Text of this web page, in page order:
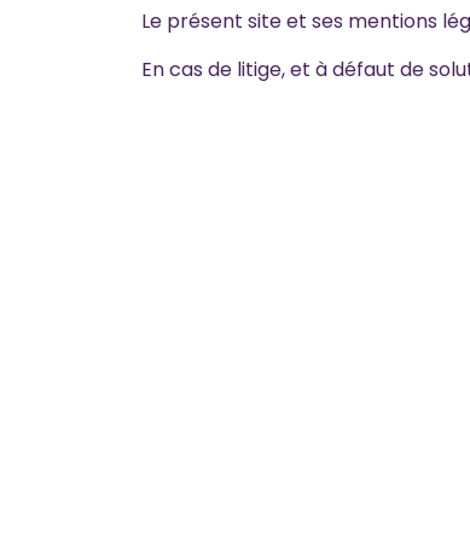
Le présent site et ses mentions
En cas de litige, et à défaut de